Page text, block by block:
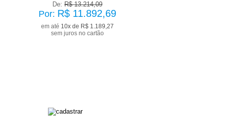
De: R$ 13.214,09
Por: R$ 11.892,69
em até 10x de R$ 1.189,27
sem juros no cartão